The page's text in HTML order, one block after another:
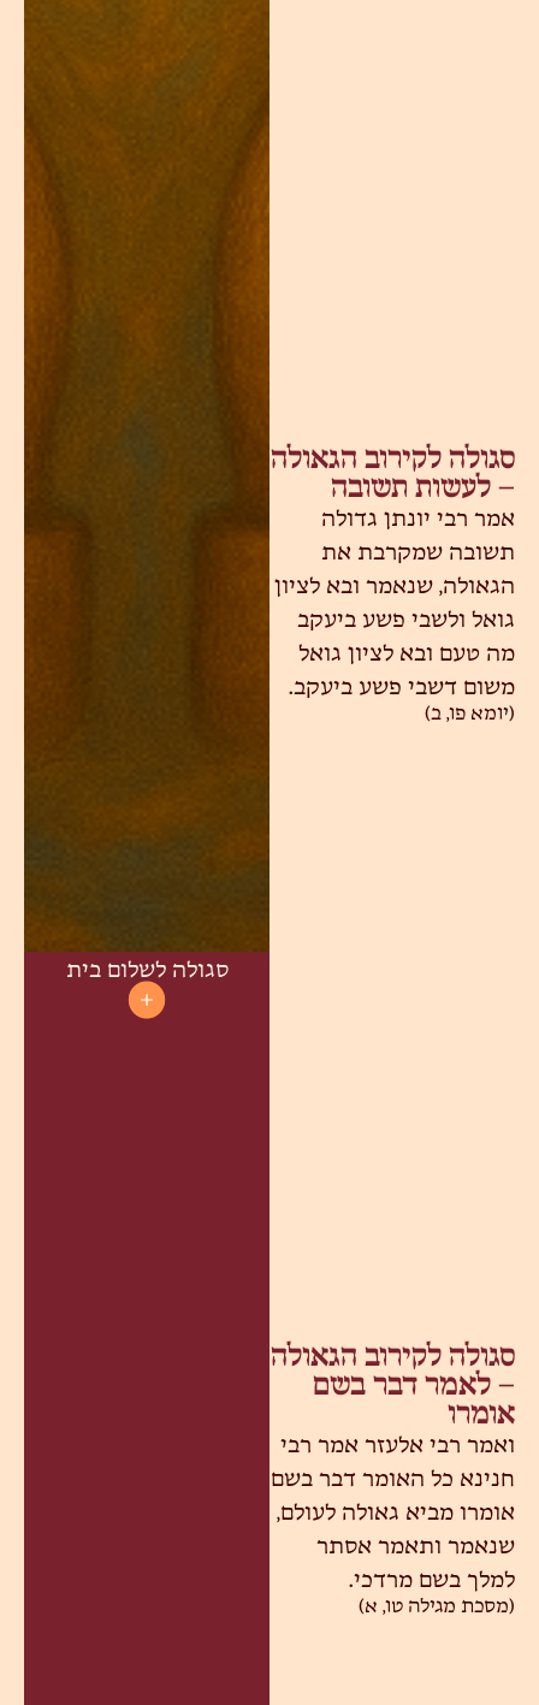
סגולה לקירוב הגאולה
– לעשות תשובה
אמר רבי יונתן גדולה
תשובה שמקרבת את
הגאולה, שנאמר ובא לציון
גואל ולשבי פשע ביעקב
מה טעם ובא לציון גואל
משום דשבי פשע ביעקב.
(יומא פו, ב)
סגולה לקירוב הגאולה
– לאמר דבר בשם
אומרו
ואמר רבי אלעזר אמר רבי
חנינא כל האומר דבר בשם
אומרו מביא גאולה לעולם,
שנאמר ותאמר אסתר
למלך בשם מרדכי.
(מסכת מגילה טו, א)
סגולה לשלום בית